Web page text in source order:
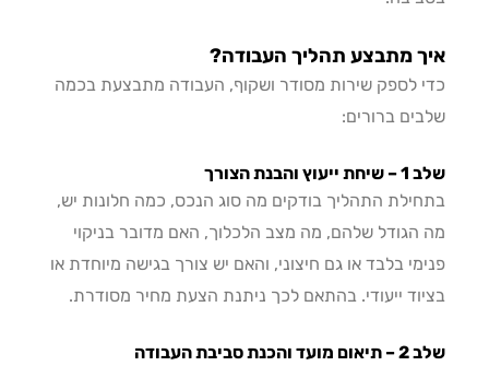
מתבצע תהליך העבודה?
לספק שירות מסודר ושקוף, העבודה מתבצעת בכמה
ברורים:
התהליך בודקים מה סוג הנכס, כמה חלונות יש,
שלהם, מה מצב הלכלוך, האם מדובר בניקוי
בלבד או גם חיצוני, והאם יש צורך בגישה מיוחדת או
ייעודי. בהתאם לכך ניתנת הצעת מחיר מסודרת.